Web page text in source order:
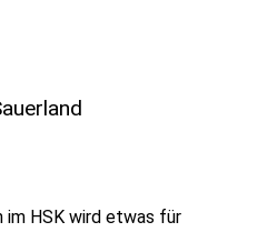
im HSK wird etwas für